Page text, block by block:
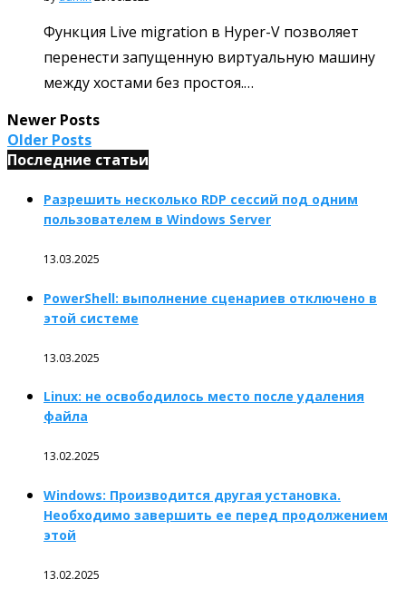
Функция Live migration в Hyper-V позволяет
перенести запущенную виртуальную машину
между хостами без простоя.…
Newer Posts
Older Posts
Последние статьи
Разрешить несколько RDP сессий под одним
пользователем в Windows Server
13.03.2025
PowerShell: выполнение сценариев отключено в
этой системе
13.03.2025
Linux: не освободилось место после удаления
файла
13.02.2025
Windows: Производится другая установка.
Необходимо завершить ее перед продолжением
этой
13.02.2025